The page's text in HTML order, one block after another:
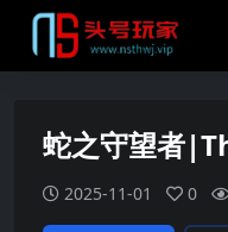
蛇之守望者
2025-11-01 0